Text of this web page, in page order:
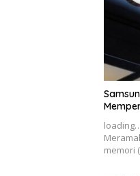
loading…
memori